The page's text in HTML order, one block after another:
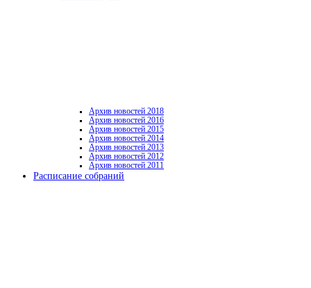
Архив новостей 2018
Архив новостей 2016
Архив новостей 2015
Архив новостей 2014
Архив новостей 2013
Архив новостей 2012
Архив новостей 2011
Расписание собраний